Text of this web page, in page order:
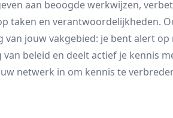
aan beoogde werkwijzen,
taken en verantwoordelijkheden.
jouw vakgebied: je bent alert
beleid en deelt actief je kennis
netwerk in om kennis te